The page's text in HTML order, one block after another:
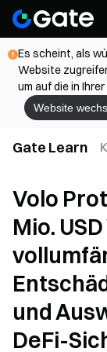
Es scheint, als
Website
um auf die in
Website
Gate Learn
Volo
Mio.
und
DeFi-